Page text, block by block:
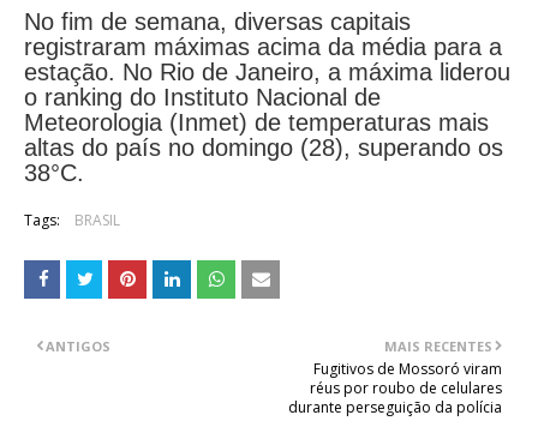
No fim de semana, diversas capitais
registraram máximas acima da média para a
estação. No Rio de Janeiro, a máxima liderou
o ranking do Instituto Nacional de
Meteorologia (Inmet) de temperaturas mais
altas do país no domingo (28), superando os
38°C.
Tags: BRASIL
MAIS RECENTES
Fugitivos de Mossoró viram
réus por roubo de celulares
durante perseguição da polícia
ANTIGOS